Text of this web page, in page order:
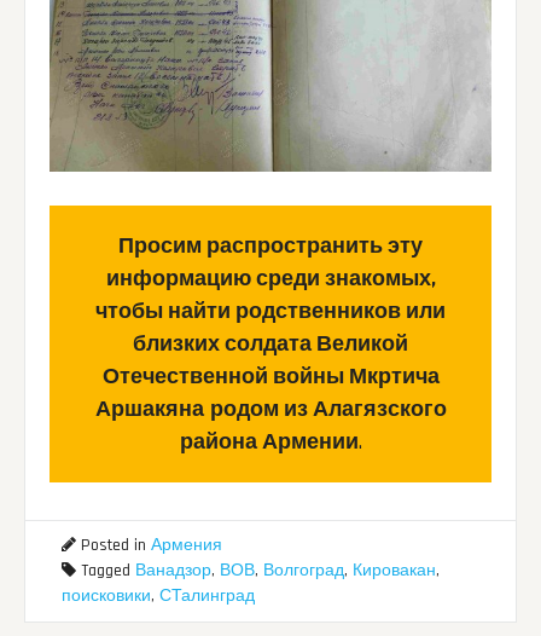
Просим распространить эту
информацию среди знакомых,
чтобы найти родственников или
близких солдата Великой
Отечественной войны Мкртича
Аршакяна родом из Алагязского
района Армении.
Posted in Армения
Tagged Ванадзор, ВОВ, Волгоград, Кировакан,
поисковики, СТалинград